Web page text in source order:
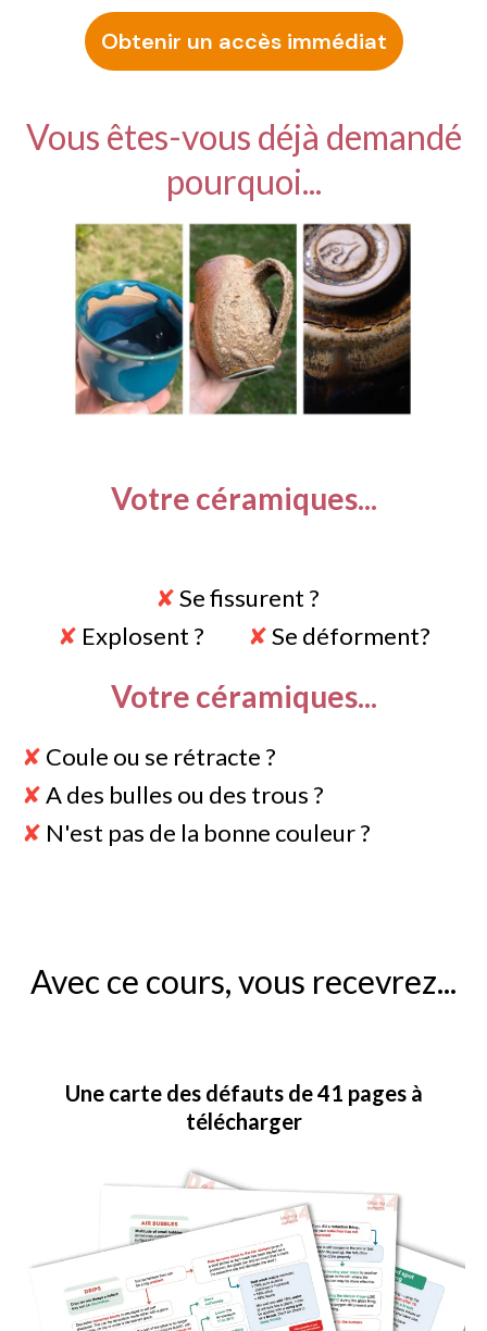
Obtenir un accès immédiat
Vous êtes-vous déjà demandé
pourquoi...
Votre céramiques...
✘Se fissurent ?
✘ Explosent ? ✘Se déforment?
Votre céramiques...
✘ Coule ou se rétracte ?
✘A des bulles ou des trous ?
✘ N'est pas de la bonne couleur ?
Avec ce cours, vous recevrez...
Une carte des défauts de 41 pages à
télécharger